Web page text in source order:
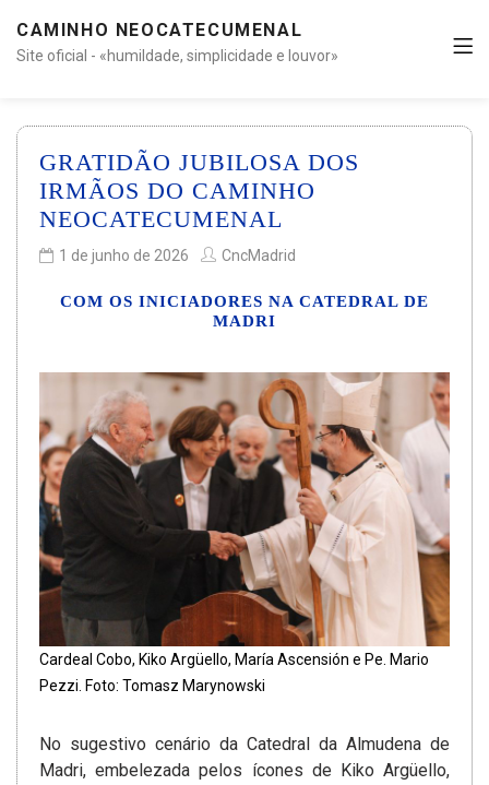
CAMINHO NEOCATECUMENAL
Site oficial - «humildade, simplicidade e louvor»
GRATIDÃO JUBILOSA DOS
IRMÃOS DO CAMINHO
NEOCATECUMENAL
1 de junho de 2026 CncMadrid
COM OS INICIADORES NA CATEDRAL DE
MADRI
Cardeal Cobo, Kiko Argüello, María Ascensión e Pe. Mario
Pezzi. Foto: Tomasz Marynowski
No sugestivo cenário da Catedral da Almudena de
Madri, embelezada pelos ícones de Kiko Argüello,